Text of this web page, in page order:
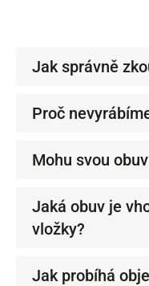
Jak správně
Proč
Mohu svou
Jaká obuv je
vložky?
Jak probíhá